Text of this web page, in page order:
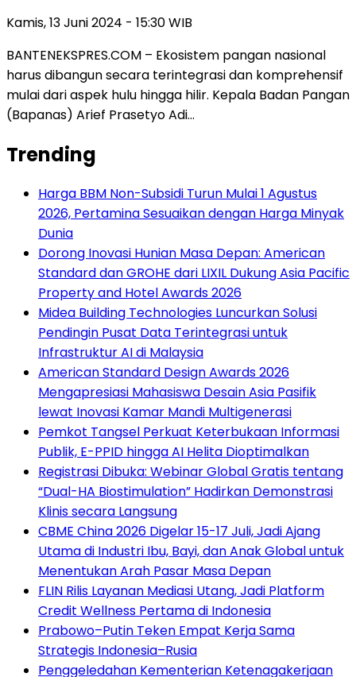
Kamis, 13 Juni 2024 - 15:30 WIB
BANTENEKSPRES.COM – Ekosistem pangan nasional
harus dibangun secara terintegrasi dan komprehensif
mulai dari aspek hulu hingga hilir. Kepala Badan Pangan
(Bapanas) Arief Prasetyo Adi…
Trending
Harga BBM Non-Subsidi Turun Mulai 1 Agustus
2026, Pertamina Sesuaikan dengan Harga Minyak
Dunia
Dorong Inovasi Hunian Masa Depan: American
Standard dan GROHE dari LIXIL Dukung Asia Pacific
Property and Hotel Awards 2026
Midea Building Technologies Luncurkan Solusi
Pendingin Pusat Data Terintegrasi untuk
Infrastruktur AI di Malaysia
American Standard Design Awards 2026
Mengapresiasi Mahasiswa Desain Asia Pasifik
lewat Inovasi Kamar Mandi Multigenerasi
Pemkot Tangsel Perkuat Keterbukaan Informasi
Publik, E-PPID hingga AI Helita Dioptimalkan
Registrasi Dibuka: Webinar Global Gratis tentang
“Dual-HA Biostimulation” Hadirkan Demonstrasi
Klinis secara Langsung
CBME China 2026 Digelar 15-17 Juli, Jadi Ajang
Utama di Industri Ibu, Bayi, dan Anak Global untuk
Menentukan Arah Pasar Masa Depan
FLIN Rilis Layanan Mediasi Utang, Jadi Platform
Credit Wellness Pertama di Indonesia
Prabowo–Putin Teken Empat Kerja Sama
Strategis Indonesia–Rusia
Penggeledahan Kementerian Ketenagakerjaan